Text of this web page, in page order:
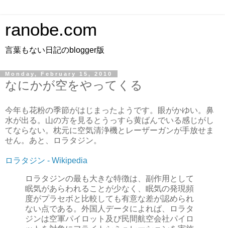
ranobe.com
言葉もない日記のblogger版
Monday, February 15, 2010
なにかが空をやってくる
今年も花粉の季節がはじまったようです。眼がかゆい。鼻
水が出る。山の方を見るとうっすら黄ばんでいる感じがし
てならない。枕元に空気清浄機とレーザーガンが手放せま
せん。あと、ロラタジン。
ロラタジン - Wikipedia
ロラタジンの最も大きな特徴は、副作用として
眠気があらわれることが少なく、眠気の発現頻
度がプラセボと比較しても有意な差が認められ
ない点である。外国人データによれば、ロラタ
ジンは空軍パイロット及び民間航空会社パイロ